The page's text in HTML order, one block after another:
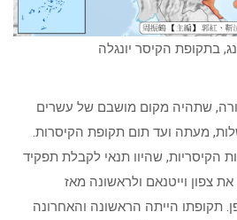
בתקופת הקיסר יונגלה
שתהיה מקום מושבם של עשרים
מעתה ועד תום תקופת הקיסרות.
הקיסריות, שהיוו תנאי לקבלת תפקיד
צפון וייטנאם ולראשונה מאז
תקופתו הייתה הראשונה והאחרונה